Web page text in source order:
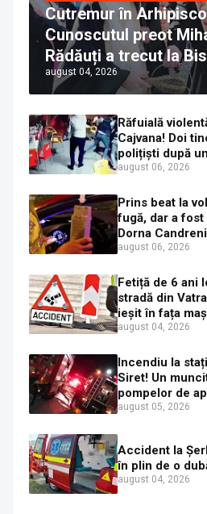
Cutremur în
Cunoscutul preot
Rădăuți a trecut la
Ortodoxă Valahă.
că îi pregătește
august 04, 2026
Răfuială
Cajvana! Doi
polițiști după
mașini distruse
august 06, 2026
Prins beat la
fugă, dar a
Dorna
etilotestului:
august 06, 2026
Fetiță de 6 ani
stradă din
ieșit în fața
august 04, 2026
Incendiu la
Siret! Un
pompelor de
alimenta cu
august 05, 2026
Accident la
în plin de o
august 04, 2026